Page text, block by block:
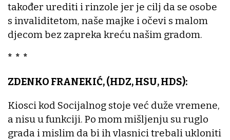
također urediti i rinzole jer je cilj da se osobe
s invaliditetom, naše majke i očevi s malom
djecom bez zapreka kreću našim gradom.
* * *
ZDENKO FRANEKIĆ, (HDZ, HSU, HDS):
Kiosci kod Socijalnog stoje već duže vremene,
a nisu u funkciji. Po mom mišljenju su ruglo
grada i mislim da bi ih vlasnici trebali ukloniti